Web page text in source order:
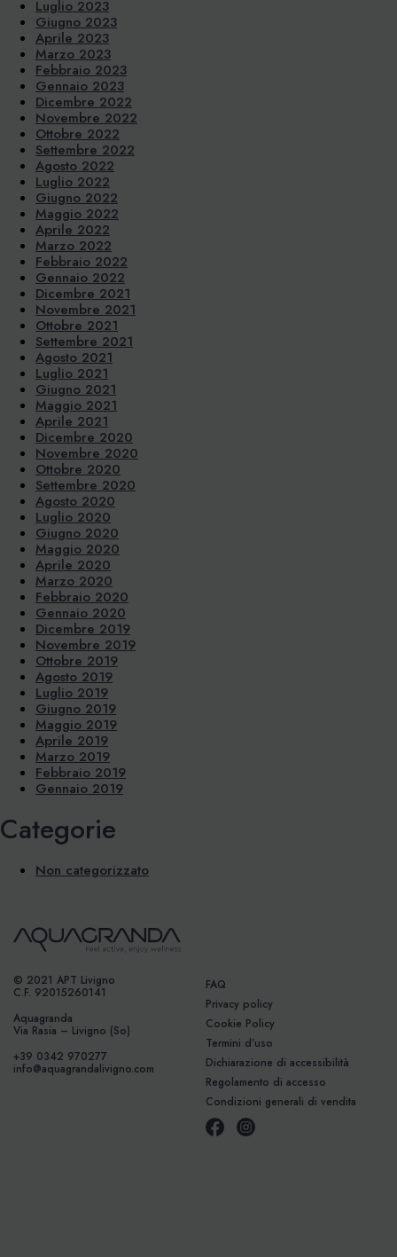
Luglio 2023
Giugno 2023
Aprile 2023
Marzo 2023
Febbraio 2023
Gennaio 2023
Dicembre 2022
Novembre 2022
Ottobre 2022
Settembre 2022
Agosto 2022
Luglio 2022
Giugno 2022
Maggio 2022
Aprile 2022
Marzo 2022
Febbraio 2022
Gennaio 2022
Dicembre 2021
Novembre 2021
Ottobre 2021
Settembre 2021
Agosto 2021
Luglio 2021
Giugno 2021
Maggio 2021
Aprile 2021
Dicembre 2020
Novembre 2020
Ottobre 2020
Settembre 2020
Agosto 2020
Luglio 2020
Giugno 2020
Maggio 2020
Aprile 2020
Marzo 2020
Febbraio 2020
Gennaio 2020
Dicembre 2019
Novembre 2019
Ottobre 2019
Agosto 2019
Luglio 2019
Giugno 2019
Maggio 2019
Aprile 2019
Marzo 2019
Febbraio 2019
Gennaio 2019
Categorie
Non categorizzato
© 2021 APT Livigno
C.F. 92015260141
Aquagranda
Via Rasia – Livigno (So)
+39 0342 970277
info@aquagrandalivigno.com
FAQ
Privacy policy
Cookie Policy
Termini d’uso
Dichiarazione di accessibilità
Regolamento di accesso
Condizioni generali di vendita